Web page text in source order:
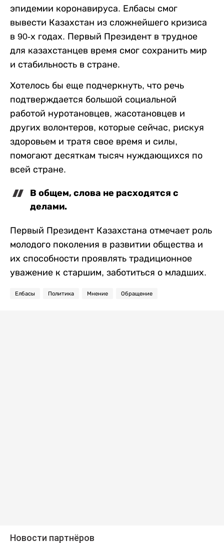
эпидемии коронавируса. Елбасы смог
вывести Казахстан из сложнейшего кризиса
в 90-х годах. Первый Президент в трудное
для казахстанцев время смог сохранить мир
и стабильность в стране.
Хотелось бы еще подчеркнуть, что речь
подтверждается большой социальной
работой нуротановцев, жасотановцев и
других волонтеров, которые сейчас, рискуя
здоровьем и тратя свое время и силы,
помогают десяткам тысяч нуждающихся по
всей стране.
В общем, слова не расходятся с
делами.
Первый Президент Казахстана отмечает роль
молодого поколения в развитии общества и
их способности проявлять традиционное
уважение к старшим, заботиться о младших.
Елбасы Политика Мнение Обращение